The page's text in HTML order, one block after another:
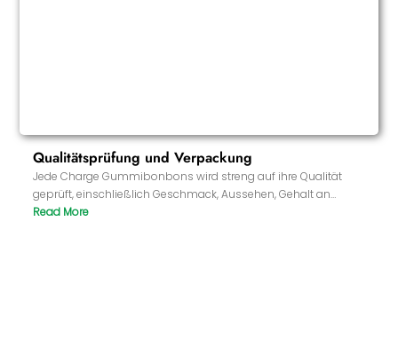
Qualitätsprüfung und Verpackung
Jede Charge Gummibonbons wird streng auf ihre Qualität
geprüft, einschließlich Geschmack, Aussehen, Gehalt an
Inhaltsstoffen und Löslichkeit, um sicherzustellen, dass das